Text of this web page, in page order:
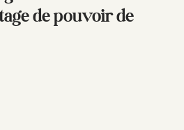
de pouvoir de